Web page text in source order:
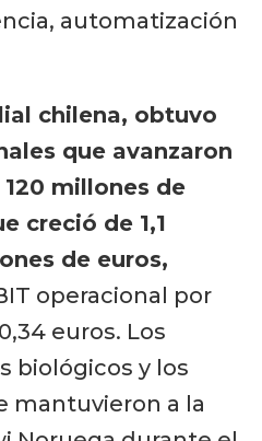
automatización
chilena, obtuvo
que avanzaron
millones de
creció de 1,1
de euros,
operacional por
euros. Los
biológicos y los
mantuvieron a la